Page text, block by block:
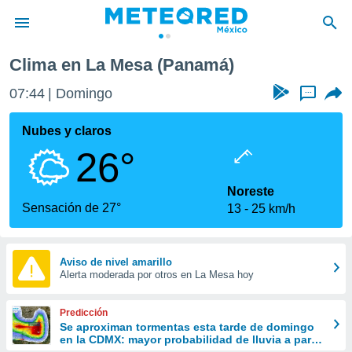
de
ha sido
calidad.
a este
las
y
forma
digital
basada
Clima en La Mesa (Panamá)
07:44 Domingo ...
Nubes y claros
26°
Sensación de 27°
Noreste
13
25 km/h
Aviso de nivel amarillo
Alerta moderada por otros en La Mesa hoy
Predicción
Se aproximan tormentas esta tarde de domingo
en la CDMX: mayor probabilidad de lluvia a partir